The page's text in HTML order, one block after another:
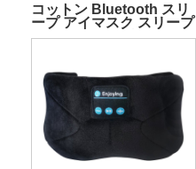
コットン Bluetooth スリ
ープ アイマスク スリープ
ヘッドフォン グレー